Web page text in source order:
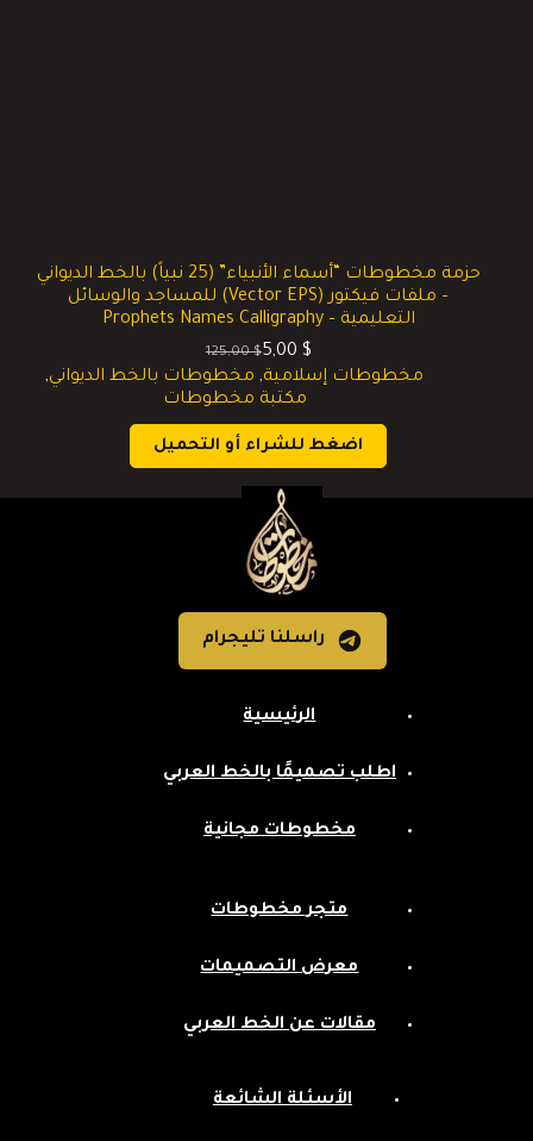
حزمة مخطوطات “أسماء الأنبياء” (25 نبياً) بالخط الديواني
– ملفات فيكتور (Vector EPS) للمساجد والوسائل
التعليمية – Prophets Names Calligraphy
125,00$السعر
الأصلي
هو:
125,00 $.
5,00 $
السعر
الحالي
هو:
5,00 $.
مخطوطات إسلامية, مخطوطات بالخط الديواني,
مكتبة مخطوطات
اضغط للشراء أو التحميل
راسلنا تليجرام
الرئيسية
اطلب تصميمًا بالخط العربي
مخطوطات مجانية
متجر مخطوطات
معرض التصميمات
مقالات عن الخط العربي
الأسئلة الشائعة